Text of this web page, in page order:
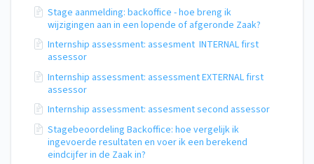
Stage aanmelding: backoffice - hoe breng ik
wijzigingen aan in een lopende of afgeronde Zaak?
Internship assessment: assesment INTERNAL first
assessor
Internship assessment: assessment EXTERNAL first
assessor
Internship assessment: assesment second assessor
Stagebeoordeling Backoffice: hoe vergelijk ik
ingevoerde resultaten en voer ik een berekend
eindcijfer in de Zaak in?